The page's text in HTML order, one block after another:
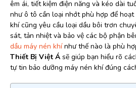
êm ái, tiết kiệm điện năng và kéo dài
như ô tô cần loại nhớt phù hợp để hoạt
khí cũng yêu cầu loại dầu bôi trơn
sát, tản nhiệt và bảo vệ các bộ phận
dầu máy nén khínhư thế nào là phù
Thiết Bị Việt Á sẽ giúp bạn hiểu rõ
tự tin bảo dưỡng máy nén khí đúng